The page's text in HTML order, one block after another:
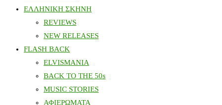
ΕΛΛΗΝΙΚΗ ΣΚΗΝΗ
REVIEWS
NEW RELEASES
FLASH BACK
ELVISMANIA
BACK TO THE 50s
MUSIC STORIES
ΑΦΙΕΡΩΜΑΤΑ